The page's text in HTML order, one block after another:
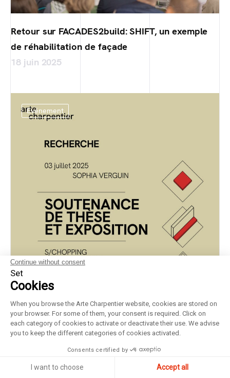
Retour sur FACADES2build: SHIFT, un exemple
de réhabilitation de façade
18 juin 2025
Evénement
Continue without consent
Set
Cookies
When you browse the Arte Charpentier website, cookies are stored on
your browser. For some of them, your consent is required. Click on
each category of cookies to activate or deactivate their use. We advise
you to keep the different categories of cookies activated.
Consents certified by
I want to choose Accept all